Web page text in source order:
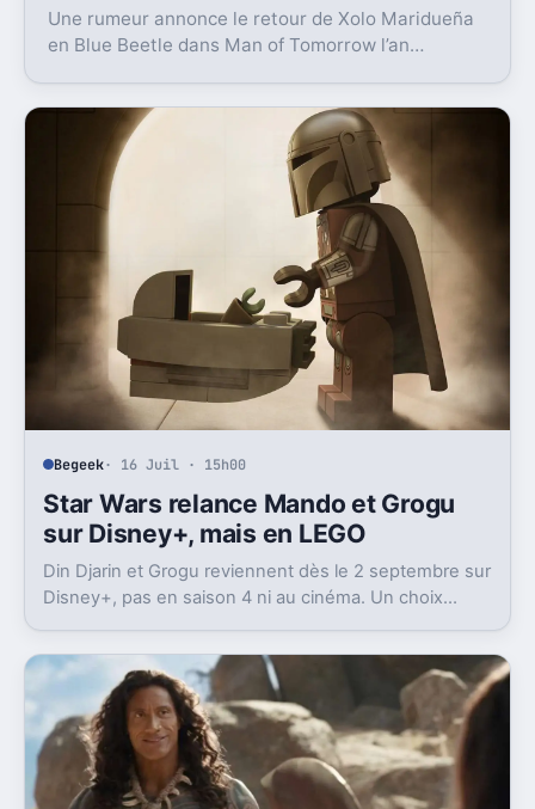
Une rumeur annonce le retour de Xolo Maridueña
en Blue Beetle dans Man of Tomorrow l’an
Begeek· 16 Juil · 15h00
Star Wars relance Mando et Grogu
sur Disney+, mais en LEGO
Din Djarin et Grogu reviennent dès le 2 septembre sur
Disney+, pas en saison 4 ni au cinéma. Un choix